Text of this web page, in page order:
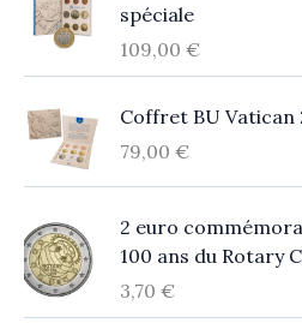
spéciale
109,00 €
Coffret BU Vatican
79,00 €
2 euro
100 ans du Rotary
3,70 €